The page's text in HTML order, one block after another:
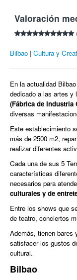
* Duración
Sinopsis:
maravilloso donde
superando
peculiares.
¡Colectivia para
Obligatorio
la entrada.
La apertura de
Este cupón no
Se aplicarán
evento.
Apto para
Valoración
Bilbao Cultura y
En la actualidad
dedicado a las artes y
(Fábrica de Industria
diversas
Este establecimiento
más de 2500 m2,
realizar diferentes
Cada una de sus 5
características
necesarios para
culturales y de
Entre los shows que
de teatro, conciertos
Además, tienen bares
satisfacer los gustos
cultural.
Bilbao